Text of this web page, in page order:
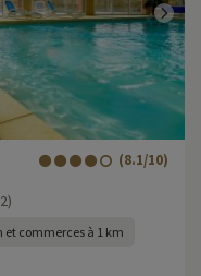
(8.1/10)
et commerces à 1 km